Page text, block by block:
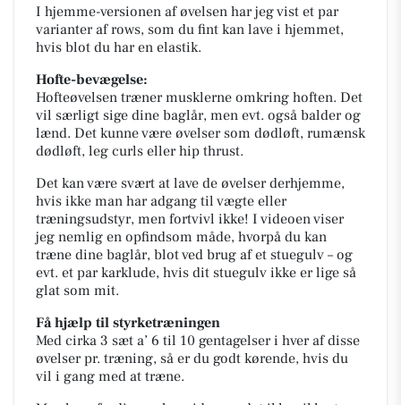
I hjemme-versionen af øvelsen har jeg vist et par
varianter af rows, som du fint kan lave i hjemmet,
hvis blot du har en elastik.
Hofte-bevægelse:
Hofteøvelsen træner musklerne omkring hoften. Det
vil særligt sige dine baglår, men evt. også balder og
lænd. Det kunne være øvelser som dødløft, rumænsk
dødløft, leg curls eller hip thrust.
Det kan være svært at lave de øvelser derhjemme,
hvis ikke man har adgang til vægte eller
træningsudstyr, men fortvivl ikke! I videoen viser
jeg nemlig en opfindsom måde, hvorpå du kan
træne dine baglår, blot ved brug af et stuegulv – og
evt. et par karklude, hvis dit stuegulv ikke er lige så
glat som mit.
Få hjælp til styrketræningen
Med cirka 3 sæt a’ 6 til 10 gentagelser i hver af disse
øvelser pr. træning, så er du godt kørende, hvis du
vil i gang med at træne.